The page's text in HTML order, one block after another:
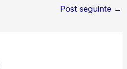
Post seguinte →